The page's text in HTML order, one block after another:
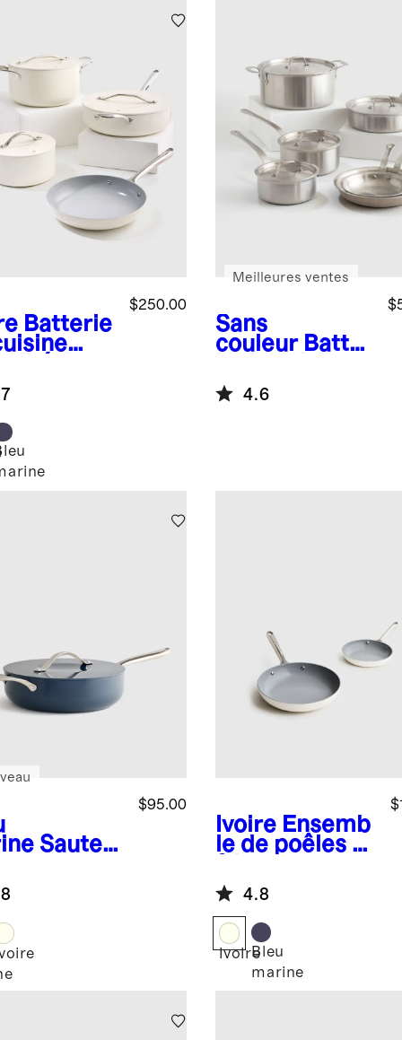
Batterie
pièces
$250.00
Sans
couleur Batter
de 10 pièces
en acier
Meilleures ventes
4.6
Sauteu
couvercle
$95.00
Ivoire Ensemb
le de poêles à
antiadhésives
en céramique
4.8
IvoireBleu
marine